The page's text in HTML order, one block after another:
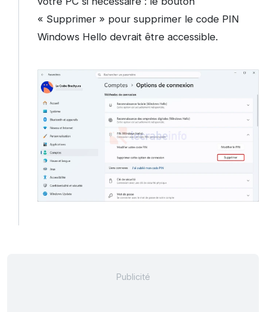
« Supprimer » pour supprimer le code PIN
Windows Hello devrait être accessible.